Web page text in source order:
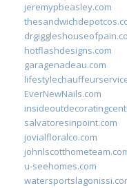
jeremypbeasley.com
hotflashdesigns.com
garagenadeau.com
EverNewNails.com
salvatoresinpoint.com
jovialfloralco.com
u-seehomes.com